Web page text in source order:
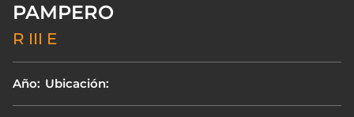
PAMPERO
R III E
Año: Ubicación: